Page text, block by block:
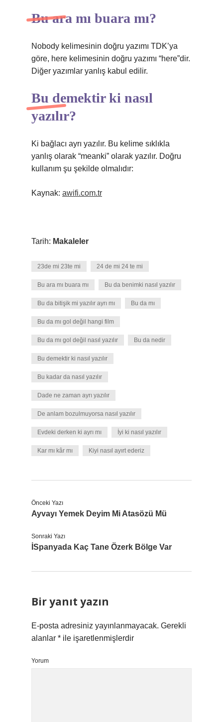
Bu ara mı buara mı?
Nobody kelimesinin doğru yazımı TDK’ya
göre, here kelimesinin doğru yazımı “here”dir.
Diğer yazımlar yanlış kabul edilir.
Bu demektir ki nasıl
yazılır?
Ki bağlacı ayrı yazılır. Bu kelime sıklıkla
yanlış olarak “meanki” olarak yazılır. Doğru
kullanım şu şekilde olmalıdır:
Kaynak: awifi.com.tr
Tarih: Makaleler
23de mi 23te mi 24 de mi 24 te mi
Bu ara mı buara mı Bu da benimki nasıl yazılır
Bu da bitişik mi yazılır ayrı mı Bu da mı
Bu da mı gol değil hangi film
Bu da mı gol değil nasıl yazılır Bu da nedir
Bu demektir ki nasıl yazılır
Bu kadar da nasıl yazılır
Dade ne zaman ayrı yazılır
De anlam bozulmuyorsa nasıl yazılır
Evdeki derken ki ayrı mı İyi ki nasıl yazılır
Kar mı kâr mı Kiyi nasıl ayırt ederiz
Önceki Yazı
Ayvayı Yemek Deyim Mi Atasözü Mü
Sonraki Yazı
İSpanyada Kaç Tane Özerk Bölge Var
Bir yanıt yazın
E-posta adresiniz yayınlanmayacak. Gerekli
alanlar * ile işaretlenmişlerdir
Yorum